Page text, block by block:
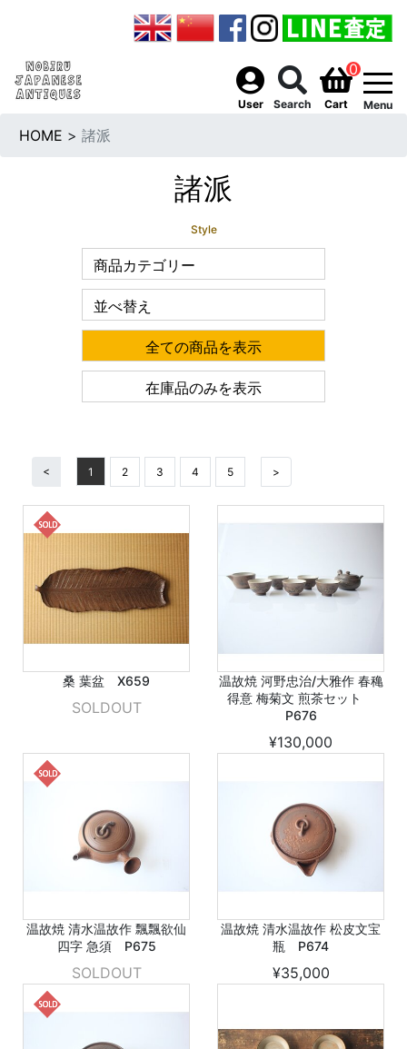
User Search
0
Cart Menu
HOME > 諸派
諸派
Style
商品カテゴリー
並べ替え
全ての商品を表示
在庫品のみを表示
< 1 2 3 4 5 >
桑 葉盆 X659
SOLDOUT
温故焼 河野忠治/大雅作 春穐
得意 梅菊文 煎茶セット
P676
¥130,000
温故焼 清水温故作 飄飄欲仙
四字 急須 P675
SOLDOUT
温故焼 清水温故作 松皮文宝
瓶 P674
¥35,000